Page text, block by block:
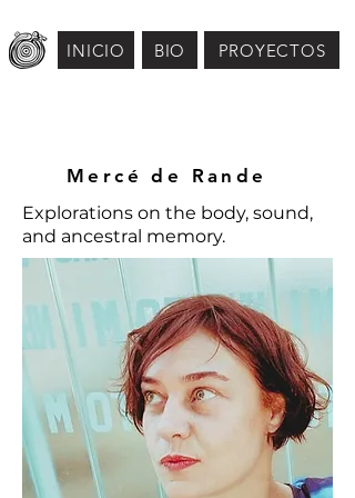
INICIO BIO PROYECTOS
Mercé de Rande
Explorations on the body, sound,
and ancestral memory.